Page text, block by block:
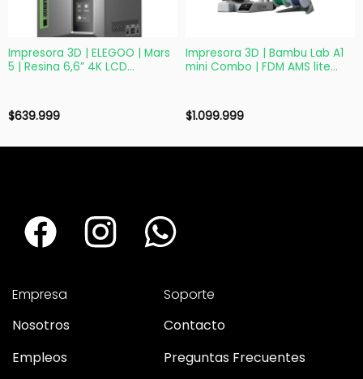
Impresora 3D | ELEGOO | Mars
5 | Resina 6,6” 4K LCD
$639.999
Impresora 3D | Bambu Lab A1
mini Combo | FDM AMS lite
$1.099.999
Empresa
Nosotros
Empleos
Soporte
Contacto
Preguntas Frecuentes